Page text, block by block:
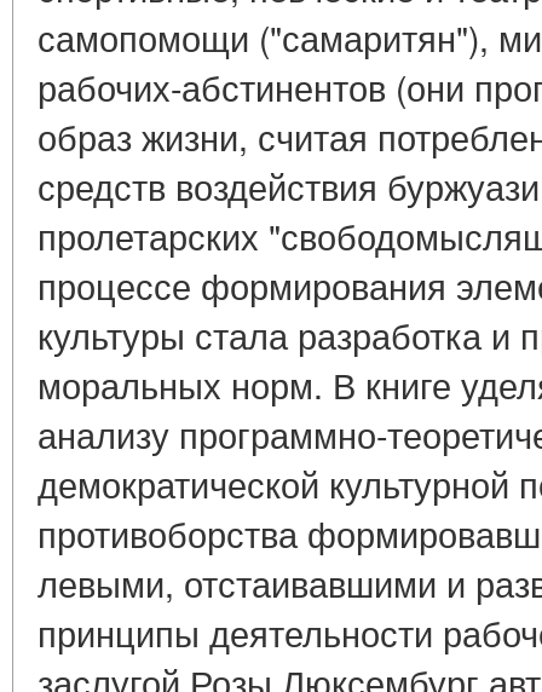
самопомощи ("самаритян"),
рабочих-абстинентов (они
образ жизни, считая
средств воздействия
пролетарских
процессе формирования
культуры стала разработка и
моральных норм. В книге
анализу программно-
демократической культурной
противоборства
левыми, отстаивавшими и
принципы деятельности
заслугой Розы Люксембург